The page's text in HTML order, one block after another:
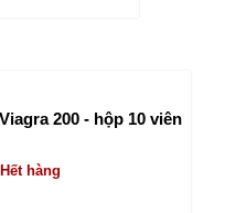
200 - hộp 10 viên
Hết hàng